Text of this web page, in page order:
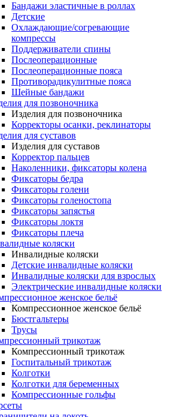
Бандажи эластичные в роллах
Детские
Охлаждающие/согревающие
компрессы
Поддерживатели спины
Послеоперационные
Послеоперационные пояса
Противорадикулитные пояса
Шейные бандажи
для позвоночника
Изделия для позвоночника
Корректоры осанки, реклинаторы
для суставов
Изделия для суставов
Корректор пальцев
Наколенники, фиксаторы колена
Фиксаторы бедра
Фиксаторы голени
Фиксаторы голеностопа
Фиксаторы запястья
Фиксаторы локтя
Фиксаторы плеча
коляски
Инвалидные коляски
Детские инвалидные коляски
Инвалидные коляски для взрослых
Электрические инвалидные коляски
женское бельё
Компрессионное женское бельё
Бюстгальтеры
Трусы
трикотаж
Компрессионный трикотаж
Госпитальный трикотаж
Колготки
Колготки для беременных
Компрессионные гольфы